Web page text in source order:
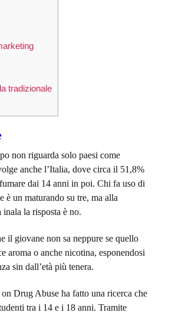
tradizionale
non riguarda solo paesi come
anche l’Italia, dove circa il 51,8%
dai 14 anni in poi. Chi fa uso di
è un maturando su tre, ma alla
inala la risposta è no.
il giovane non sa neppure se quello
aroma o anche nicotina, esponendosi
sin dall’età più tenera.
Drug Abuse ha fatto una ricerca che
tra i 14 e i 18 anni. Tramite